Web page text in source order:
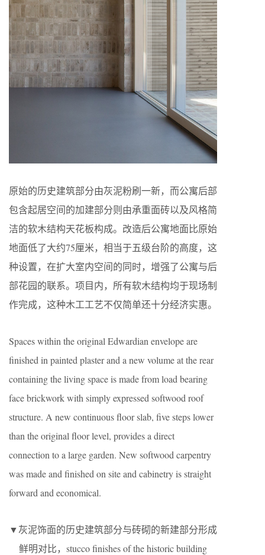
原始的历史建筑部分由灰泥粉刷一新，而公寓后部
包含起居空间的加建部分则由承重面砖以及风格简
洁的软木结构天花板构成。改造后公寓地面比原始
地面低了大约75厘米，相当于五级台阶的高度，这
种设置，在扩大室内空间的同时，增强了公寓与后
部花园的联系。项目内，所有软木结构均于现场制
作完成，这种木工工艺不仅简单还十分经济实惠。
Spaces within the original Edwardian envelope are
finished in painted plaster and a new volume at the rear
containing the living space is made from load bearing
face brickwork with simply expressed softwood roof
structure. A new continuous floor slab, five steps lower
than the original floor level, provides a direct
connection to a large garden. New softwood carpentry
was made and finished on site and cabinetry is straight
forward and economical.
▼灰泥饰面的历史建筑部分与砖砌的新建部分形成
鲜明对比，stucco finishes of the historic building